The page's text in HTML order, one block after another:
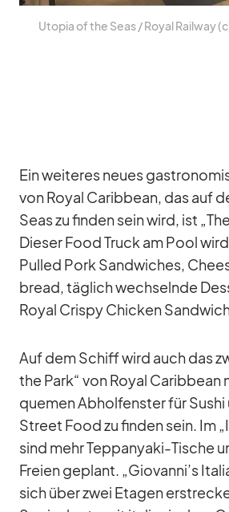
Uto­pia of the Seas /​ Royal Rail­way
Ein wei­te­res neues
von Royal Ca­rib­bean, das auf
Seas zu fin­den sein wird, ist
Die­ser Food Truck am Pool
Pul­led Pork Sand­wi­ches,
bread, täg­lich wech­selnde
Royal Crispy Chi­cken
Auf dem Schiff wird auch das
the Park“ von Royal
que­men Ab­hol­fens­ter für
Street Food zu fin­den sein. Im
sind mehr Tepp­an­yaki-Ti­sche
Freien ge­plant. „Giovanni’s
sich über zwei Eta­gen